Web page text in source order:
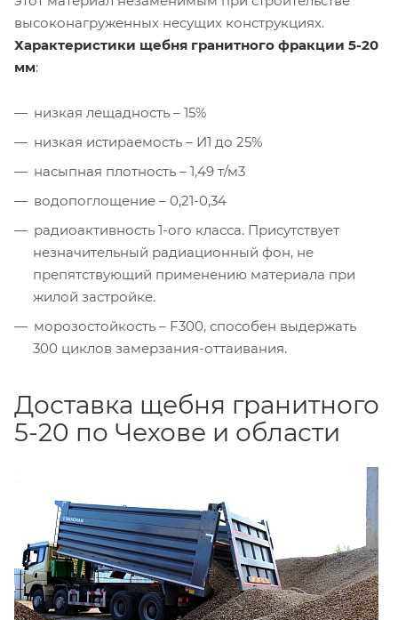
высоконагруженных несущих конструкциях.
Характеристики щебня гранитного фракции 5-20
мм:
низкая лещадность – 15%
низкая истираемость – И1 до 25%
насыпная плотность – 1,49 т/м3
водопоглощение – 0,21-0,34
радиоактивность 1-ого класса. Присутствует
незначительный радиационный фон, не
препятствующий применению материала при
жилой застройке.
морозостойкость – F300, способен выдержать
300 циклов замерзания-оттаивания.
Доставка щебня гранитного
5-20 по Чехове и области